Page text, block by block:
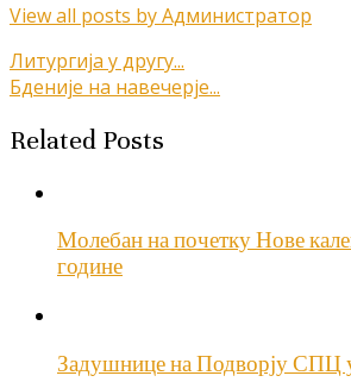
View all posts by Администратор
Кретање
чланка
Литургија у другу...
Бденије на навечерје...
Related Posts
Молебан на почетку Нове
године
Задушнице на Подворју СПЦ